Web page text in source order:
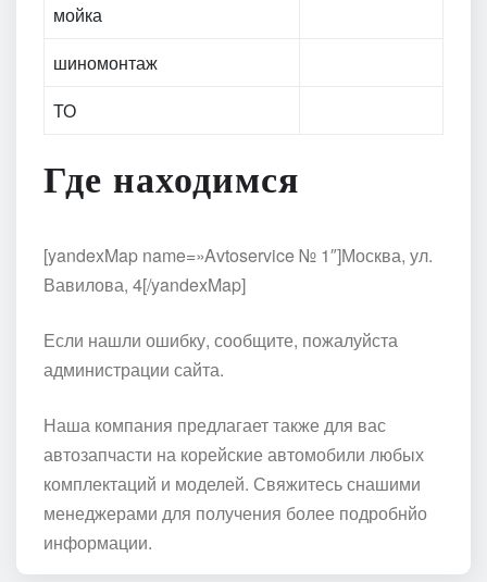
мойка
шиномонтаж
ТО
Где находимся
[yandexMap name=»Avtoservice № 1″]Москва, ул.
Вавилова, 4[/yandexMap]
Если нашли ошибку, сообщите, пожалуйста
администрации сайта.
Наша компания предлагает также для вас
автозапчасти на корейские автомобили любых
комплектаций и моделей. Свяжитесь снашими
менеджерами для получения более подробнйо
информации.